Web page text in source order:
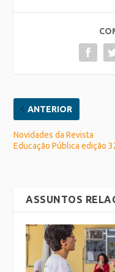
ANTERIOR
Novidades da Revista
Educação Pública edição
ASSUNTOS